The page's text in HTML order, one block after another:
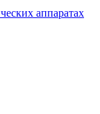
аппаратах